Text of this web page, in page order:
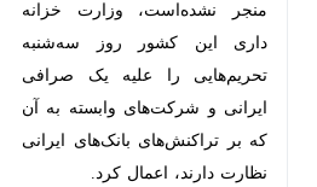
آن که بر تراکنش‌های بانک‌های ایرانی
نظارت دارند، اعمال کرد.
وزارت خزانه‌داری آمریکا، صرافی امین
مستقر در ایران، که با نام شرکت
تضامنی ابراهیمی و شرکا نیز شناخته